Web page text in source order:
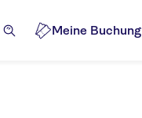
Meine Buchung